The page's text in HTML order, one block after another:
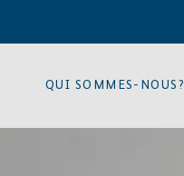
QUI SOMMES-NOUS?